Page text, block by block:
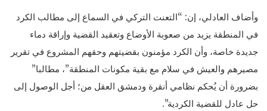
وأضاف العادلي، إن: “التعنت التركي في السماع إلى مطالب الكرد
في المنطقة يزيد من صعوبة الأوضاع وتعقيد القضية وإراقة دماء
جديدة خاصة، وأن الكرد مؤمنون بقضيتهم وحقهم المشروع في تقرير
مصيرهم والعيش في سلام مع بقية مكونات المنطقة”، مطالبا”
بضرورة أن يُحكم نظامي أنقرة ودمشق العقل من؛ أجل الوصول إلى
حل عادل للقضية الكردية”.